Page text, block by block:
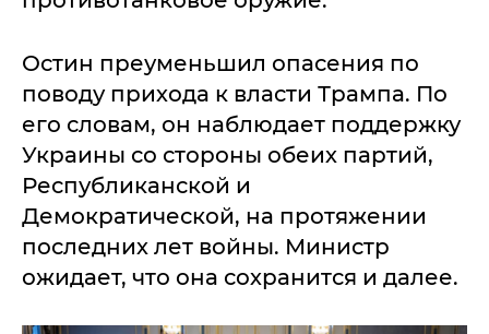
Остин преуменьшил опасения по
поводу прихода к власти Трампа. По
его словам, он наблюдает поддержку
Украины со стороны обеих партий,
Республиканской и
Демократической, на протяжении
последних лет войны. Министр
ожидает, что она сохранится и далее.